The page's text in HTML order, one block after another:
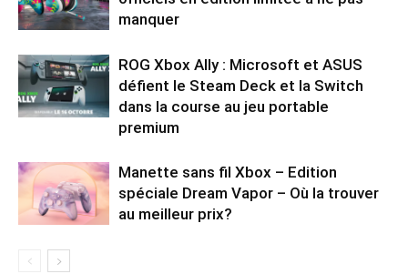
manquer
ROG Xbox Ally : Microsoft et ASUS
défient le Steam Deck et la Switch
dans la course au jeu portable
premium
Manette sans fil Xbox – Edition
spéciale Dream Vapor – Où la trouver
au meilleur prix?